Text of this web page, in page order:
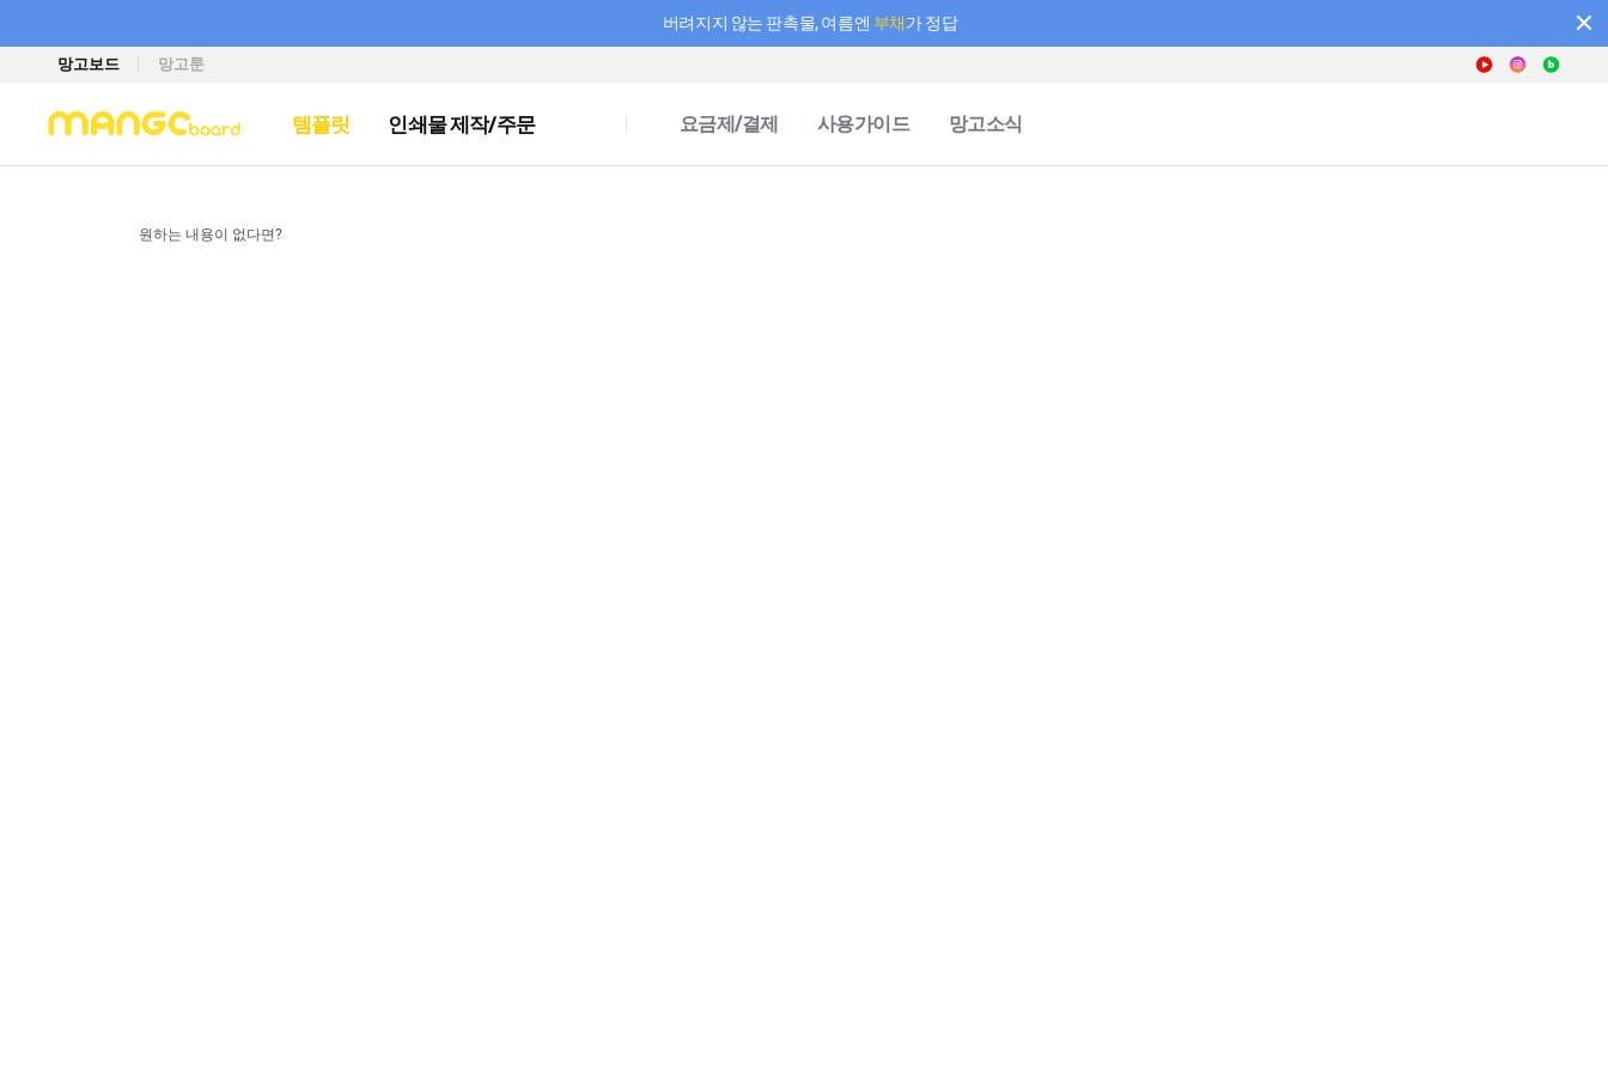
버려지지 않는 판촉물, 여름엔 부채가 정답
망고보드 망고툰
템플릿 인쇄물 제작/주문 요금제/결제 사용가이드 망고소식
원하는 내용이 없다면?